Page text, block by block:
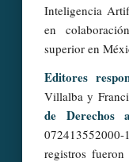
Inteligencia
en
superior en
Editores
Villalba y
de Derechos
registros